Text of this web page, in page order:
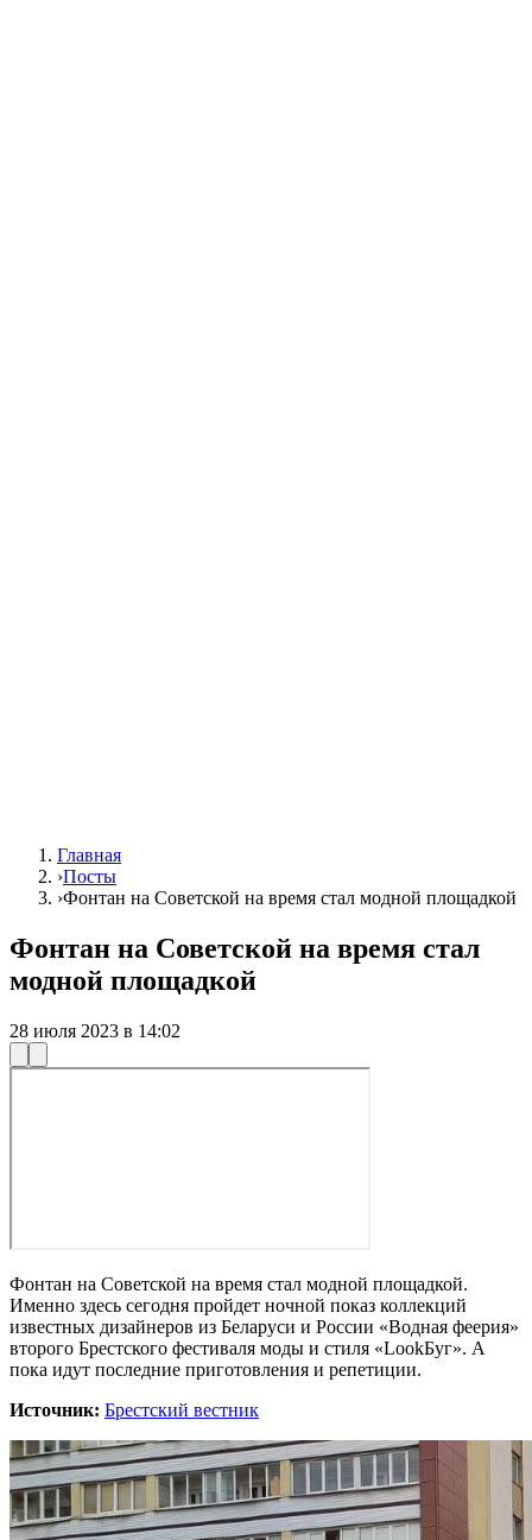
Главная
›Посты
›Фонтан на Советской на время стал модной площадкой
Фонтан на Советской на время стал
модной площадкой
28 июля 2023 в 14:02
Фонтан на Советской на время стал модной площадкой.
Именно здесь сегодня пройдет ночной показ коллекций
известных дизайнеров из Беларуси и России «Водная феерия»
второго Брестского фестиваля моды и стиля «LookБуг». А
пока идут последние приготовления и репетиции.
Источник: Брестский вестник